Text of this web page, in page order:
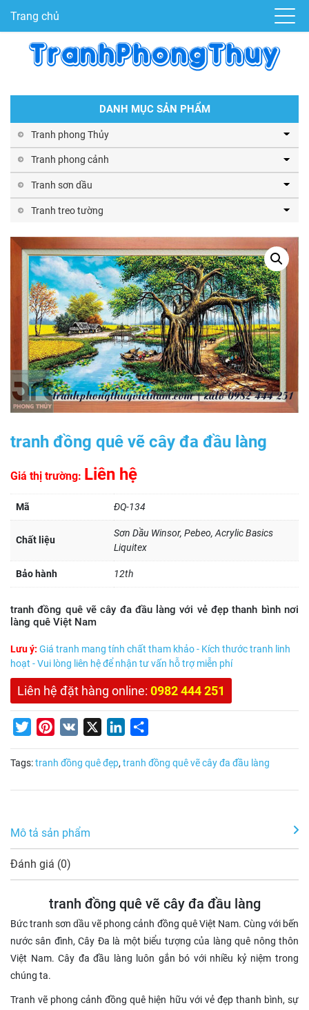
Trang chủ
DANH MỤC SẢN PHẨM
Tranh phong Thủy
Tranh phong cảnh
Tranh sơn dầu
Tranh treo tường
tranh đồng quê vẽ cây đa đầu làng
Giá thị trường: Liên hệ
Mã ĐQ-134
Chất liệu
Sơn Dầu Winsor, Pebeo, Acrylic Basics
Liquitex
Bảo hành 12th
tranh đồng quê vẽ cây đa đầu làng với vẻ đẹp thanh bình nơi
làng quê Việt Nam
Lưu ý: Giá tranh mang tính chất tham khảo - Kích thước tranh linh
hoạt - Vui lòng liên hệ để nhận tư vấn hỗ trợ miễn phí
Liên hệ đặt hàng online: 0982 444 251
TwitterPinterest
VK LinkedIn
Tags:tranh đồng quê đẹp, tranh đồng quê vẽ cây đa đầu làng
Mô tả sản phẩm
Đánh giá (0)
tranh đồng quê vẽ cây đa đầu làng
Bức tranh sơn dầu vẽ phong cảnh đồng quê Việt Nam. Cùng với bến
nước sân đình, Cây Đa là một biểu tượng của làng quê nông thôn
Việt Nam. Cây đa đầu làng luôn gắn bó với nhiều kỷ niệm trong
chúng ta.
Tranh vẽ phong cảnh đồng quê hiện hữu với vẻ đẹp thanh bình, sự